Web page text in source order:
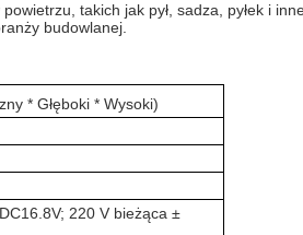
takich jak pył, sadza, pyłek i
budowlanej.
* Głęboki * Wysoki)
220 V bieżąca ±